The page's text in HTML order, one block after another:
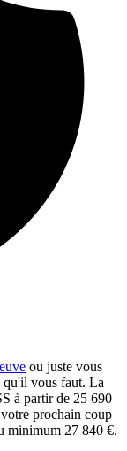
ou juste vous
qu'il vous faut. La
à partir de 25 690
prochain coup
minimum 27 840 €.